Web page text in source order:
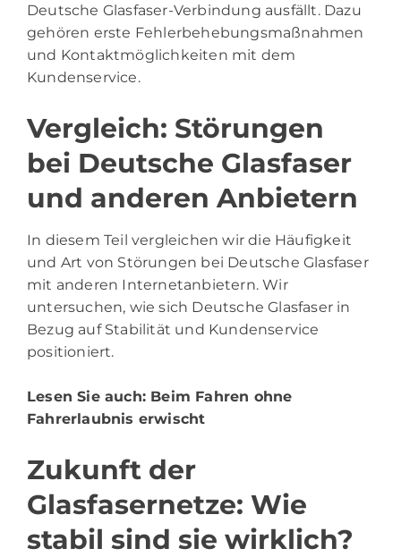
Deutsche Glasfaser-Verbindung ausfällt. Dazu
gehören erste Fehlerbehebungsmaßnahmen
und Kontaktmöglichkeiten mit dem
Kundenservice.
Vergleich: Störungen
bei Deutsche Glasfaser
und anderen Anbietern
In diesem Teil vergleichen wir die Häufigkeit
und Art von Störungen bei Deutsche Glasfaser
mit anderen Internetanbietern. Wir
untersuchen, wie sich Deutsche Glasfaser in
Bezug auf Stabilität und Kundenservice
positioniert.
Lesen Sie auch: Beim Fahren ohne
Fahrerlaubnis erwischt
Zukunft der
Glasfasernetze: Wie
stabil sind sie wirklich?